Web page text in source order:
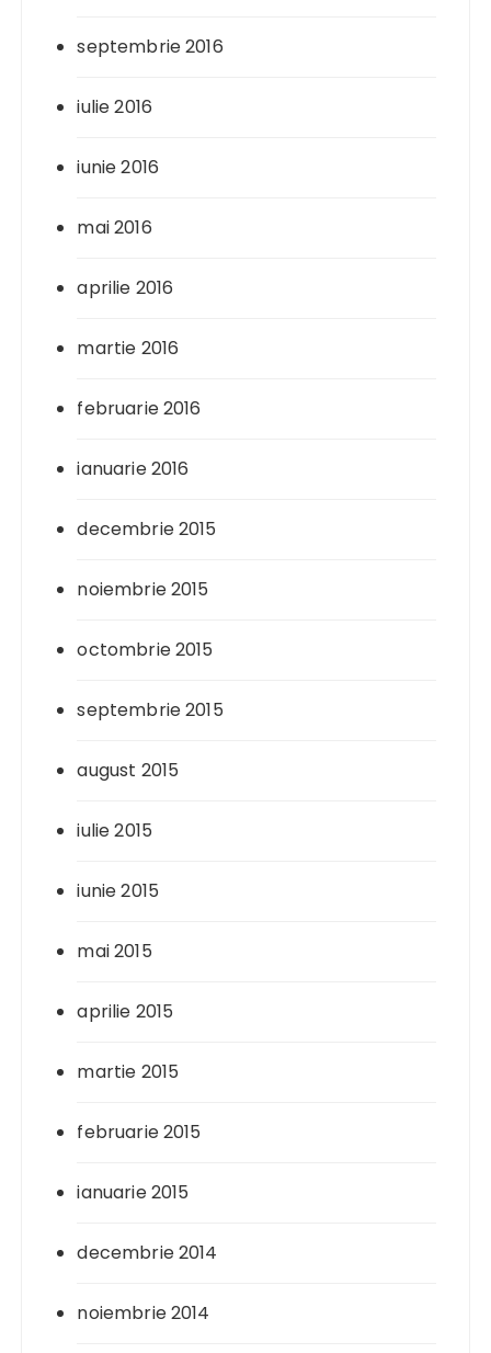
septembrie 2016
iulie 2016
iunie 2016
mai 2016
aprilie 2016
martie 2016
februarie 2016
ianuarie 2016
decembrie 2015
noiembrie 2015
octombrie 2015
septembrie 2015
august 2015
iulie 2015
iunie 2015
mai 2015
aprilie 2015
martie 2015
februarie 2015
ianuarie 2015
decembrie 2014
noiembrie 2014